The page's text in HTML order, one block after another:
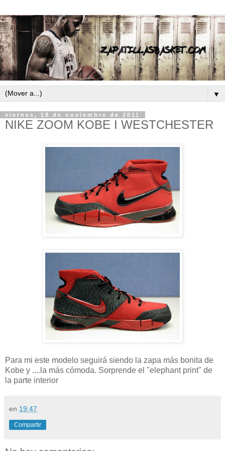
▼
viernes, 18 de noviembre de 2011
NIKE ZOOM KOBE I WESTCHESTER
Para mi este modelo seguirá siendo la zapa más bonita de
Kobe y ....la más cómoda. Sorprende el "elephant print" de
la parte interior
en 19:47
Compartir